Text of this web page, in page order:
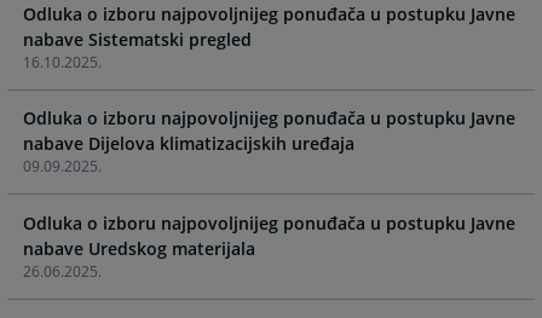
forward
to
interact
with
the
calendar
and
select
a
date.
Press
the
forward
with
the
calendar
select
a
the
16.10.2025.
Odluka o izboru najpovoljnijeg ponuđača u postupku Javne
nabave Sistematski pregled
09.09.2025.
Odluka o izboru najpovoljnijeg ponuđača u postupku Javne
nabave Dijelova klimatizacijskih uređaja
26.06.2025.
Odluka o izboru najpovoljnijeg ponuđača u postupku Javne
nabave Uredskog materijala